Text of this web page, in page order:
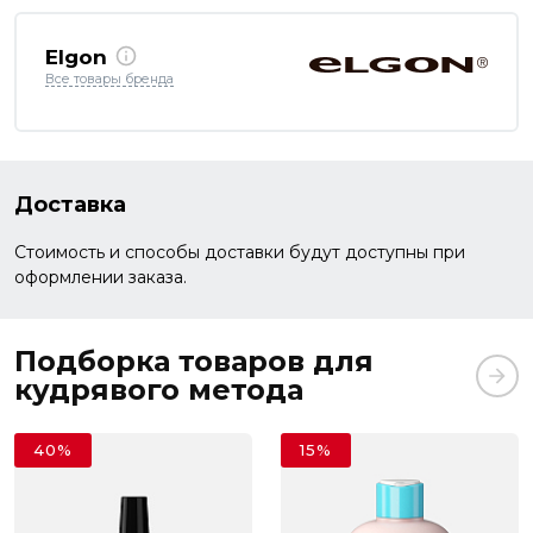
Elgon
Все товары бренда
Доставка
Стоимость и способы доставки будут доступны при
оформлении заказа.
Подборка товаров для
кудрявого метода
40% 15%